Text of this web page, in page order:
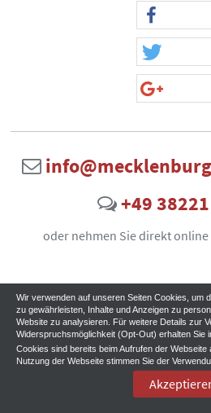
+49
oder nehmen Sie direkt online
Wir verwenden auf unseren Seiten Cookies, um
zu gewährleisten, Inhalte und Anzeigen zu
Website zu analysieren. Für weitere Details zur
Widerspruchsmöglichkeit (Opt-Out) erhalten Sie
Cookies sind bereits beim Aufrufen der
Nutzung der Webseite stimmen Sie der